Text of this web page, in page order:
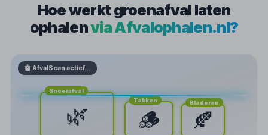
Hoe werkt groenafval laten
ophalenvia Afvalophalen.nl?
🤖 AfvalScan actief…
Snoeiafval
🌿
Takken
🪵
Bladeren
🍂